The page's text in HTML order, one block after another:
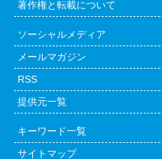
著作権と転載について
ソーシャルメディア
メールマガジン
RSS
提供元一覧
キーワード一覧
サイトマップ